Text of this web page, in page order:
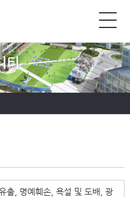
티
출, 명예훼손, 욕설 및 도배, 광